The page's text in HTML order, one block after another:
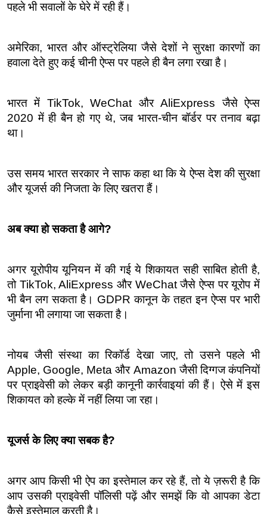
पहले भी सवालों के घेरे में रही हैं।
अमेरिका, भारत और ऑस्ट्रेलिया जैसे देशों ने सुरक्षा कारणों का
हवाला देते हुए कई चीनी ऐप्स पर पहले ही बैन लगा रखा है।
भारत में TikTok, WeChat और AliExpress जैसे ऐप्स
2020 में ही बैन हो गए थे, जब भारत-चीन बॉर्डर पर तनाव बढ़ा
था।
उस समय भारत सरकार ने साफ कहा था कि ये ऐप्स देश की सुरक्षा
और यूजर्स की निजता के लिए खतरा हैं।
अब क्या हो सकता है आगे?
अगर यूरोपीय यूनियन में की गई ये शिकायत सही साबित होती है,
तो TikTok, AliExpress और WeChat जैसे ऐप्स पर यूरोप में
भी बैन लग सकता है। GDPR कानून के तहत इन ऐप्स पर भारी
जुर्माना भी लगाया जा सकता है।
नोयब जैसी संस्था का रिकॉर्ड देखा जाए, तो उसने पहले भी
Apple, Google, Meta और Amazon जैसी दिग्गज कंपनियों
पर प्राइवेसी को लेकर बड़ी कानूनी कार्रवाइयां की हैं। ऐसे में इस
शिकायत को हल्के में नहीं लिया जा रहा।
यूजर्स के लिए क्या सबक है?
अगर आप किसी भी ऐप का इस्तेमाल कर रहे हैं, तो ये ज़रूरी है कि
आप उसकी प्राइवेसी पॉलिसी पढ़ें और समझें कि वो आपका डेटा
कैसे इस्तेमाल करती है।